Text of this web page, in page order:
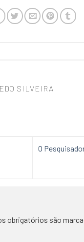
SILVEIRA
O
obrigatórios são